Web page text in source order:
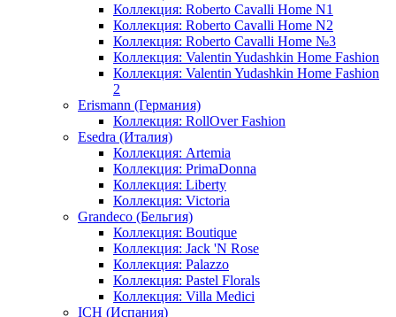
Коллекция: Roberto Cavalli Home N1
Коллекция: Roberto Cavalli Home N2
Коллекция: Roberto Cavalli Home №3
Коллекция: Valentin Yudashkin Home Fashion
Коллекция: Valentin Yudashkin Home Fashion
2
Erismann (Германия)
Коллекция: RollOver Fashion
Esedra (Италия)
Коллекция: Artemia
Коллекция: PrimaDonna
Коллекция: Liberty
Коллекция: Victoria
Grandeco (Бельгия)
Коллекция: Boutique
Коллекция: Jack 'N Rose
Коллекция: Palazzo
Коллекция: Pastel Florals
Коллекция: Villa Medici
ICH (Испания)